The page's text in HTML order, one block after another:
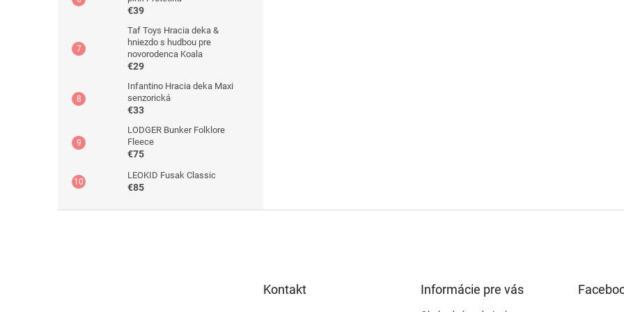
€39
Taf Toys Hracia deka &
hniezdo s hudbou pre
novorodenca Koala
€29
Infantino Hracia deka Maxi
senzorická
€33
LODGER Bunker Folklore
Fleece
€75
LEOKID Fusak Classic
€85
Kontakt Informácie pre vás